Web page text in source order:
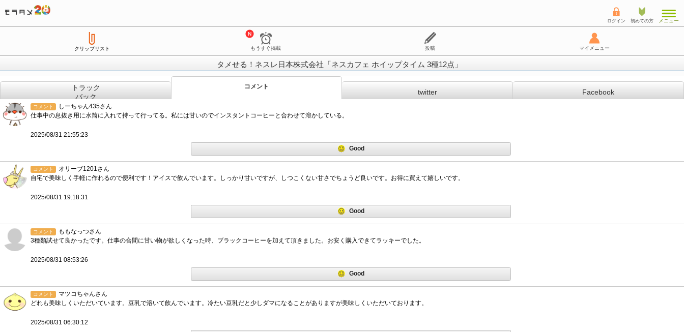
ログイン 初めての方 メニュー
クリップリスト もうすぐ掲載 投稿 マイメニュー
タメせる！ネスレ日本株式会社「ネスカフェ ホイップタイム 3種12点」
トラック
バック
コメント
twitter Facebook
コメント
しーちゃん435さん
仕事中の息抜き用に水筒に入れて持って行ってる。私には甘いのでインスタントコーヒーと合わせて溶かしている。
2025/08/31 21:55:23
Good
コメント
オリーブ1201さん
自宅で美味しく手軽に作れるので便利です！アイスで飲んでいます。しっかり甘いですが、しつこくない甘さでちょうど良いです。お得に買えて嬉しいです。
2025/08/31 19:18:31
Good
コメント
ももなっつさん
3種類試せて良かったです。仕事の合間に甘い物が欲しくなった時、ブラックコーヒーを加えて頂きました。お安く購入できてラッキーでした。
2025/08/31 08:53:26
Good
コメント
マツコちゃんさん
どれも美味しくいただいています。豆乳で溶いて飲んでいます。冷たい豆乳だと少しダマになることがありますが美味しくいただいております。
2025/08/31 06:30:12